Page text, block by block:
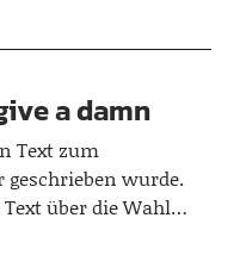
a damn
Text zum
geschrieben wurde.
über die Wahl…